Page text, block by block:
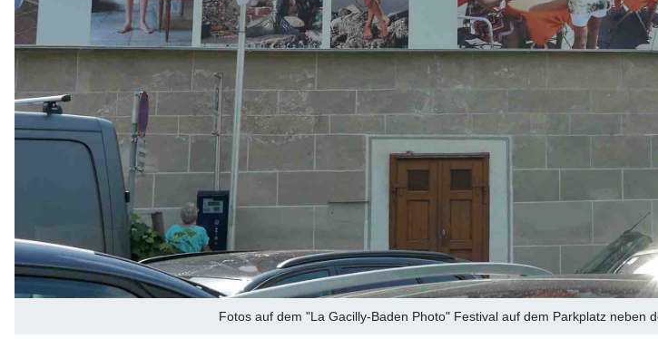
Fotos auf dem "La Gacilly-Baden Photo" Festival auf dem Parkplatz neben